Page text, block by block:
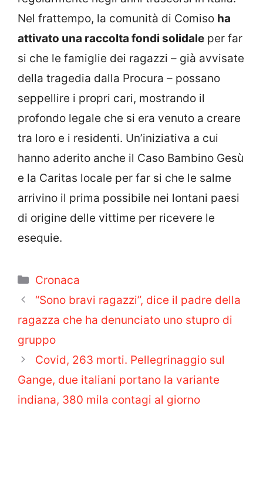
Nel frattempo, la comunità di Comiso ha
attivato una raccolta fondi solidale per far
si che le famiglie dei ragazzi – già avvisate
della tragedia dalla Procura – possano
seppellire i propri cari, mostrando il
profondo legale che si era venuto a creare
tra loro e i residenti. Un’iniziativa a cui
hanno aderito anche il Caso Bambino Gesù
e la Caritas locale per far si che le salme
arrivino il prima possibile nei lontani paesi
di origine delle vittime per ricevere le
esequie.
Categorie
Cronaca
“Sono bravi ragazzi”, dice il padre della
ragazza che ha denunciato uno stupro di
gruppo
Covid, 263 morti. Pellegrinaggio sul
Gange, due italiani portano la variante
indiana, 380 mila contagi al giorno